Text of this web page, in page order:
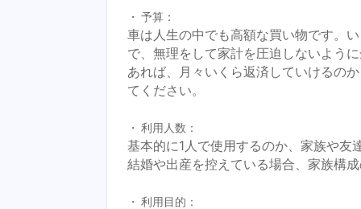
予算：
車は人生の中でも高額な買い物です。
で、無理をして家計を圧迫しないよう
あれば、月々いくら返済していけるの
てください。
利用人数：
基本的に1人で使用するのか、家族や
結婚や出産を控えている場合、家族構
利用目的：